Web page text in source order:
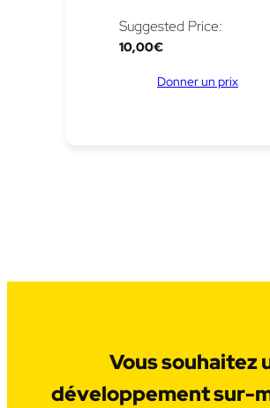
Suggested Price:
10,00€
Donner un prix
Vous souhaitez
développement sur-